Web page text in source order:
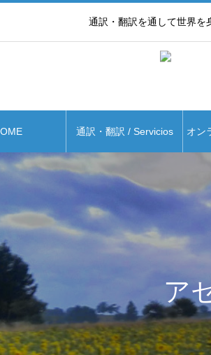
通訳・翻訳を通して世界を
通訳・翻訳 / Servicios オン
ア